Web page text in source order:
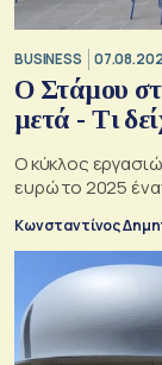
BUSINESS
Ο Στάμου
μετά - Τι
Ο κύκλος
ευρώ το 2025
Κωνσταντίνος